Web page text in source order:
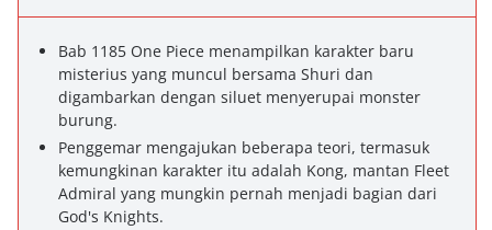
Bab 1185 One Piece menampilkan karakter baru
misterius yang muncul bersama Shuri dan
digambarkan dengan siluet menyerupai monster
burung.
Penggemar mengajukan beberapa teori, termasuk
kemungkinan karakter itu adalah Kong, mantan Fleet
Admiral yang mungkin pernah menjadi bagian dari
God's Knights.